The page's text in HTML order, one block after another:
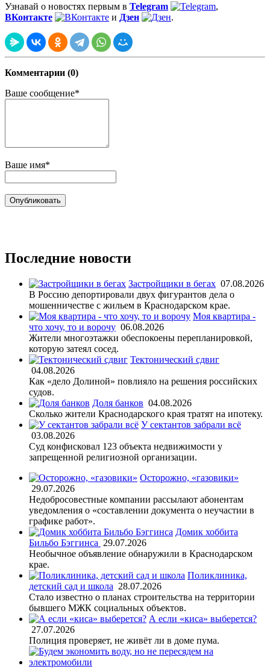
Узнавай о новостях первым в Telegram
,
ВКонтакте
и Дзен .
Комментарии (0)
Ваше сообщение*
Ваше имя*
Последние новости
Застройщики в бегах 07.08.2026
В Россию депортировали двух фигурантов дела о
мошенничестве с жильем в Краснодарском крае.
Моя квартира -
что хочу, то и ворочу 06.08.2026
Жители многоэтажки обеспокоены перепланировкой,
которую затеял сосед.
Тектонический сдвиг
04.08.2026
Как «дело Долиной» повлияло на решения российских
судов.
Доля банков 04.08.2026
Сколько жители Краснодарского края тратят на ипотеку.
У сектантов забрали всё
03.08.2026
Суд конфисковал 123 объекта недвижимости у
запрещенной религиозной организации.
Осторожно, «газовики»
29.07.2026
Недобросовестные компании рассылают абонентам
уведомления о «составлении документа о неучастии в
графике работ».
Домик хоббита
Бильбо Бэггинса 29.07.2026
Необычное объявление обнаружили в Краснодарском
крае.
Поликлиника,
детский сад и школа 28.07.2026
Стало известно о планах строительства на территории
бывшего МЖК социальных объектов.
А если «киса» выберется?
27.07.2026
Полиция проверяет, не живёт ли в доме пума.